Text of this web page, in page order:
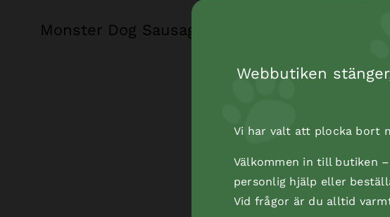
Monster Dog Sausage Goat 80 g
Webbutiken
Vi har valt att plocka bort
Välkommen in till butiken
personlig hjälp eller
Vid frågor är du alltid